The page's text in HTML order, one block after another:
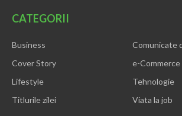
CATEGORII
Business
Comunicate
Cover Story
e-Commerce
Lifestyle
Tehnologie
Titlurile zilei
Viata la job